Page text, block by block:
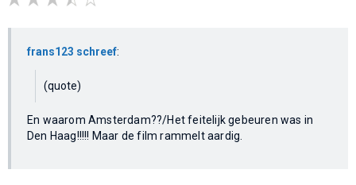
frans123 schreef:
(quote)
En waarom Amsterdam??/Het feitelijk gebeuren was in
Den Haag!!!!! Maar de film rammelt aardig.